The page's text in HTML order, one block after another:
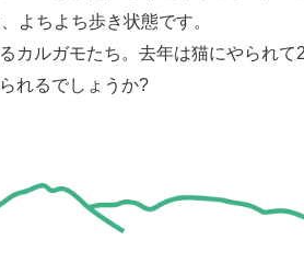
よちよち歩き状態です。
カルガモたち。去年は猫にやられて
れるでしょうか?